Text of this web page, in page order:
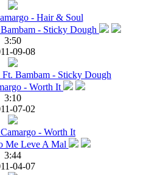
- Hair & Soul
3:50
09-08
Ft. Bambam - Sticky Dough
3:10
07-02
Camargo - Worth It
3:44
04-07